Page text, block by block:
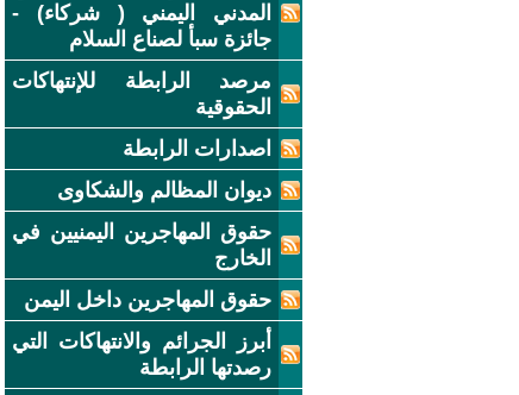
المدني اليمني ( شركاء) -
جائزة سبأ لصناع السلام
مرصد الرابطة للإنتهاكات
الحقوقية
اصدارات الرابطة
ديوان المظالم والشكاوى
حقوق المهاجرين اليمنيين في
الخارج
حقوق المهاجرين داخل اليمن
أبرز الجرائم والانتهاكات التي
رصدتها الرابطة